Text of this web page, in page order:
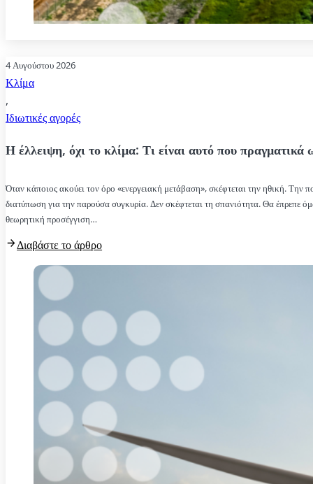
4 Αυγούστου 2026
Κλίμα
,
Ιδιωτικές αγορές
Η έλλειψη, όχι το κλίμα: Τι είναι αυτό που πραγματικά
Όταν κάποιος ακούει τον όρο «ενεργειακή μετάβαση», σκέφτεται την ηθική. Την
διατύπωση για την παρούσα συγκυρία. Δεν σκέφτεται τη σπανιότητα. Θα έπρεπε
θεωρητική προσέγγιση…
Διαβάστε το άρθρο